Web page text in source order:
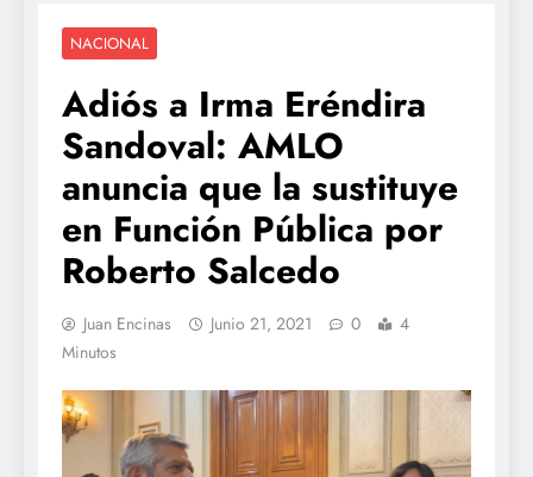
NACIONAL
Adiós a Irma Eréndira
Sandoval: AMLO
anuncia que la sustituye
en Función Pública por
Roberto Salcedo
Juan Encinas Junio 21, 2021 0
4
Minutos